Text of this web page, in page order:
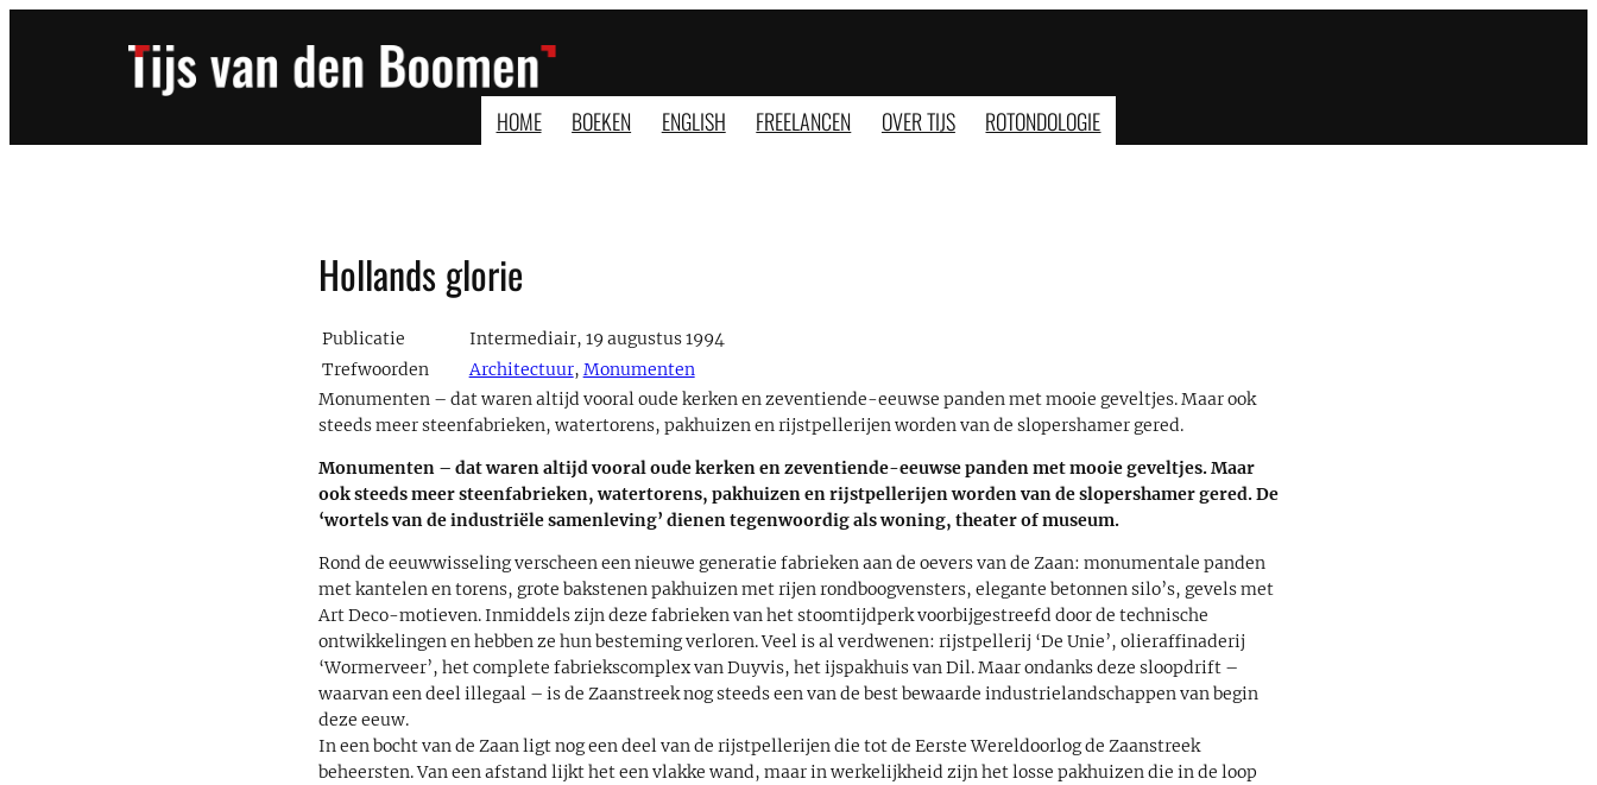
HOME BOEKEN ENGLISH FREELANCEN OVER TIJS ROTONDOLOGIE
Hollands glorie
Publicatie
Intermediair, 19 augustus 1994
Trefwoorden
Architectuur, Monumenten
Monumenten – dat waren altijd vooral oude kerken en zeventiende-eeuwse panden met mooie geveltjes. Maar ook
steeds meer steenfabrieken, watertorens, pakhuizen en rijstpellerijen worden van de slopershamer gered.
Monumenten – dat waren altijd vooral oude kerken en zeventiende-eeuwse panden met mooie geveltjes. Maar
ook steeds meer steenfabrieken, watertorens, pakhuizen en rijstpellerijen worden van de slopershamer gered. De
‘wortels van de industriële samenleving’ dienen tegenwoordig als woning, theater of museum.
Rond de eeuwwisseling verscheen een nieuwe generatie fabrieken aan de oevers van de Zaan: monumentale panden
met kantelen en torens, grote bakstenen pakhuizen met rijen rondboogvensters, elegante betonnen silo’s, gevels met
Art Deco-motieven. Inmiddels zijn deze fabrieken van het stoomtijdperk voorbijgestreefd door de technische
ontwikkelingen en hebben ze hun besteming verloren. Veel is al verdwenen: rijstpellerij ‘De Unie’, olieraffinaderij
‘Wormerveer’, het complete fabriekscomplex van Duyvis, het ijspakhuis van Dil. Maar ondanks deze sloopdrift –
waarvan een deel illegaal – is de Zaanstreek nog steeds een van de best bewaarde industrielandschappen van begin
deze eeuw.
In een bocht van de Zaan ligt nog een deel van de rijstpellerijen die tot de Eerste Wereldoorlog de Zaanstreek
beheersten. Van een afstand lijkt het een vlakke wand, maar in werkelijkheid zijn het losse pakhuizen die in de loop